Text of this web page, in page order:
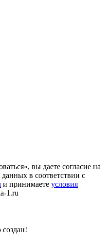
вы даете согласие на
в соответствии с
и принимаете условия
1.ru